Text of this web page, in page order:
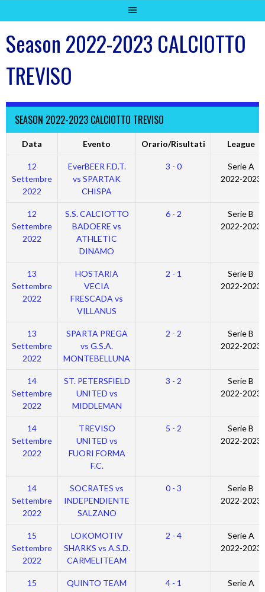
Season 2022-2023 CALCIOTTO
TREVISO
SEASON 2022-2023 CALCIOTTO TREVISO
Data Evento Orario/Risultati League
12
Settembre
2022
EverBEER F.D.T.
vs SPARTAK
CHISPA
3 - 0
Serie A
2022-2023
12
Settembre
2022
S.S. CALCIOTTO
BADOERE vs
ATHLETIC
DINAMO
6 - 2
Serie B
2022-2023
13
Settembre
2022
HOSTARIA
VECIA
FRESCADA vs
VILLANUS
2 - 1
Serie B
2022-2023
13
Settembre
2022
SPARTA PREGA
vs G.S.A.
MONTEBELLUNA
2 - 2
Serie B
2022-2023
14
Settembre
2022
ST. PETERSFIELD
UNITED vs
MIDDLEMAN
3 - 2
Serie B
2022-2023
14
Settembre
2022
TREVISO
UNITED vs
FUORI FORMA
F.C.
5 - 2
Serie B
2022-2023
14
Settembre
2022
SOCRATES vs
INDEPENDIENTE
SALZANO
0 - 3
Serie B
2022-2023
15
Settembre
2022
LOKOMOTIV
SHARKS vs A.S.D.
CARMELITEAM
2 - 4
Serie A
2022-2023
15
QUINTO TEAM
4 - 1
Serie A